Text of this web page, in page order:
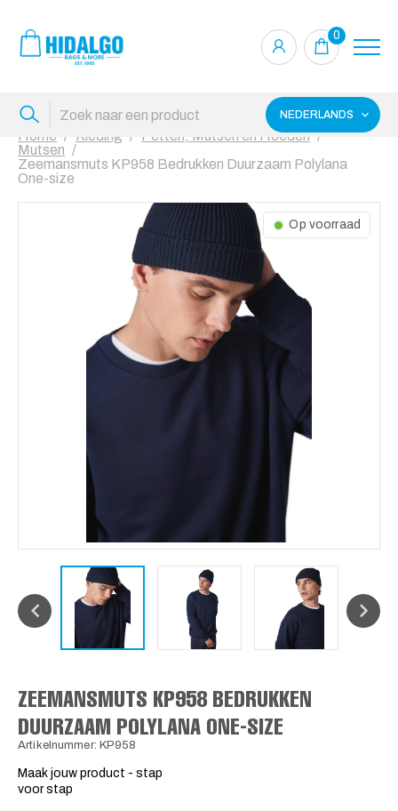
0
NEDERLANDS
Home Kleding
Petten, Mutsen en Hoeden
Mutsen
Zeemansmuts KP958 Bedrukken Duurzaam Polylana
One-size
Op voorraad
ZEEMANSMUTS KP958 BEDRUKKEN
DUURZAAM POLYLANA ONE-SIZE
Artikelnummer: KP958
Maak jouw product - stap
voor stap